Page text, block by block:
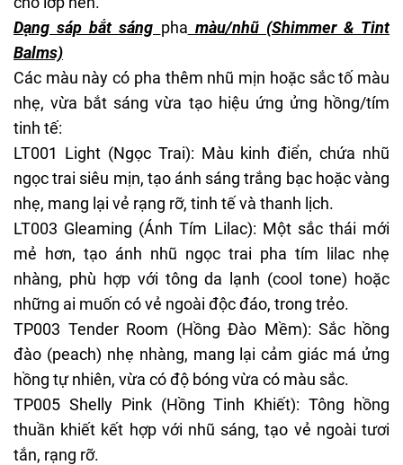
Dạng sáp bắt sáng pha màu/nhũ (Shimmer & Tint
Balms)
Các màu này có pha thêm nhũ mịn hoặc sắc tố màu
nhẹ, vừa bắt sáng vừa tạo hiệu ứng ửng hồng/tím
tinh tế:
LT001 Light (Ngọc Trai): Màu kinh điển, chứa nhũ
ngọc trai siêu mịn, tạo ánh sáng trắng bạc hoặc vàng
nhẹ, mang lại vẻ rạng rỡ, tinh tế và thanh lịch.
LT003 Gleaming (Ánh Tím Lilac): Một sắc thái mới
mẻ hơn, tạo ánh nhũ ngọc trai pha tím lilac nhẹ
nhàng, phù hợp với tông da lạnh (cool tone) hoặc
những ai muốn có vẻ ngoài độc đáo, trong trẻo.
TP003 Tender Room (Hồng Đào Mềm): Sắc hồng
đào (peach) nhẹ nhàng, mang lại cảm giác má ửng
hồng tự nhiên, vừa có độ bóng vừa có màu sắc.
TP005 Shelly Pink (Hồng Tinh Khiết): Tông hồng
thuần khiết kết hợp với nhũ sáng, tạo vẻ ngoài tươi
tắn, rạng rỡ.